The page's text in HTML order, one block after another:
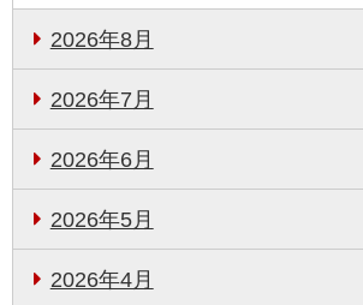
2026年8月
2026年7月
2026年6月
2026年5月
2026年4月